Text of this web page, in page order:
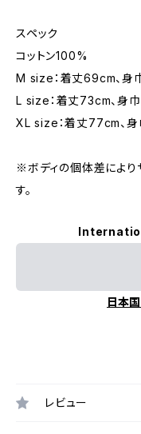
スペック
コットン100%
M size：着丈69cm、身
L size：着丈73cm、身
XL size：着丈77cm、
※ボディの個体差により
す。
日本
レビュー